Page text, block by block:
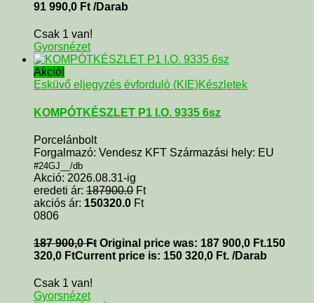
91 990,0 Ft /Darab
Csak 1 van!
Gyorsnézet
Akció!
Esküvő eljegyzés évforduló (KIE)Készletek
KOMPÓTKÉSZLET P1 I.O. 9335 6sz
Porcelánbolt
Forgalmazó: Vendesz KFT Származási hely: EU
#24GJ__/db
Akció: 2026.08.31-ig
eredeti ár: 187900.0 Ft
akciós ár: 150320.0 Ft
0806
187 900,0Ft Original price was: 187 900,0 Ft.150
320,0 FtCurrent price is: 150 320,0 Ft. /Darab
Csak 1 van!
Gyorsnézet